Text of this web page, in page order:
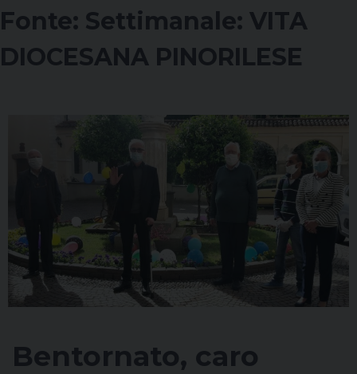
Fonte: Settimanale: VITA
DIOCESANA PINORILESE
Bentornato, caro